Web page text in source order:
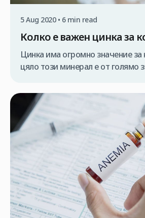
5 Aug 2020 • 6 min read
Колко е важен цинка за
Цинка има огромно значение за
цяло този минерал е от голямо
много от основните функции на
(цинка участва в около 300
въпросът е: защо цинкът е
на косата? Ако сте сред хората,
интересуват […]